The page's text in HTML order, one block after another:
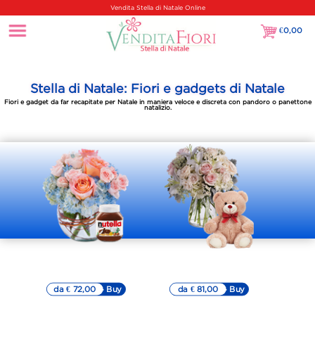
Vendita Stella di Natale Online
€0,00
€0,00
Stella di Natale: Fiori e gadgets di Natale
Fiori e gadget da far recapitate per Natale in maniera veloce e discreta con pandoro o panettone
natalizio.
▷▷ Buy
da € 72,00 ▷▷ Buy
da € 81,00